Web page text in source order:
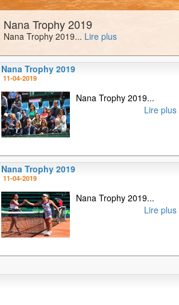
Nana Trophy 2019
Nana Trophy 2019... Lire plus
Nana Trophy 2019
11-04-2019
Nana Trophy 2019...
Lire plus
Nana Trophy 2019
11-04-2019
Nana Trophy 2019...
Lire plus